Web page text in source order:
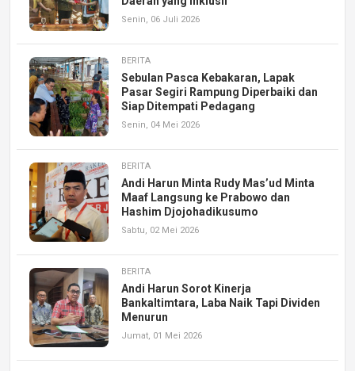
Senin, 06 Juli 2026
BERITA
Sebulan Pasca Kebakaran, Lapak
Pasar Segiri Rampung Diperbaiki dan
Siap Ditempati Pedagang
Senin, 04 Mei 2026
BERITA
Andi Harun Minta Rudy Mas’ud Minta
Maaf Langsung ke Prabowo dan
Hashim Djojohadikusumo
Sabtu, 02 Mei 2026
BERITA
Andi Harun Sorot Kinerja
Bankaltimtara, Laba Naik Tapi Dividen
Menurun
Jumat, 01 Mei 2026